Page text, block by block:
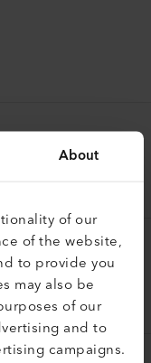
About
of our
of the website,
to provide you
may also be
of our
and to
campaigns.